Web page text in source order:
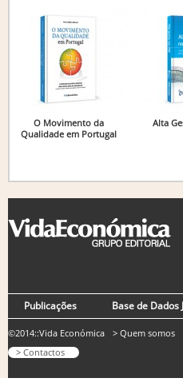
O Movimento da
Qualidade em Portugal
Alta
Publicações Base de Dados
©2014::Vida Económica
> Contactos
> Quem somos